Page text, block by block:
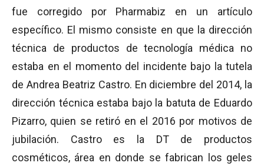
fue corregido por Pharmabiz en un artículo
específico. El mismo consiste en que la dirección
técnica de productos de tecnología médica no
estaba en el momento del incidente bajo la tutela
de Andrea Beatriz Castro. En diciembre del 2014, la
dirección técnica estaba bajo la batuta de Eduardo
Pizarro, quien se retiró en el 2016 por motivos de
jubilación. Castro es la DT de productos
cosméticos, área en donde se fabrican los geles